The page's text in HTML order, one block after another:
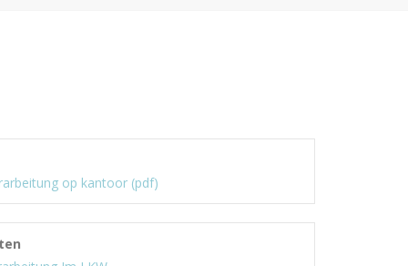
op kantoor (pdf)